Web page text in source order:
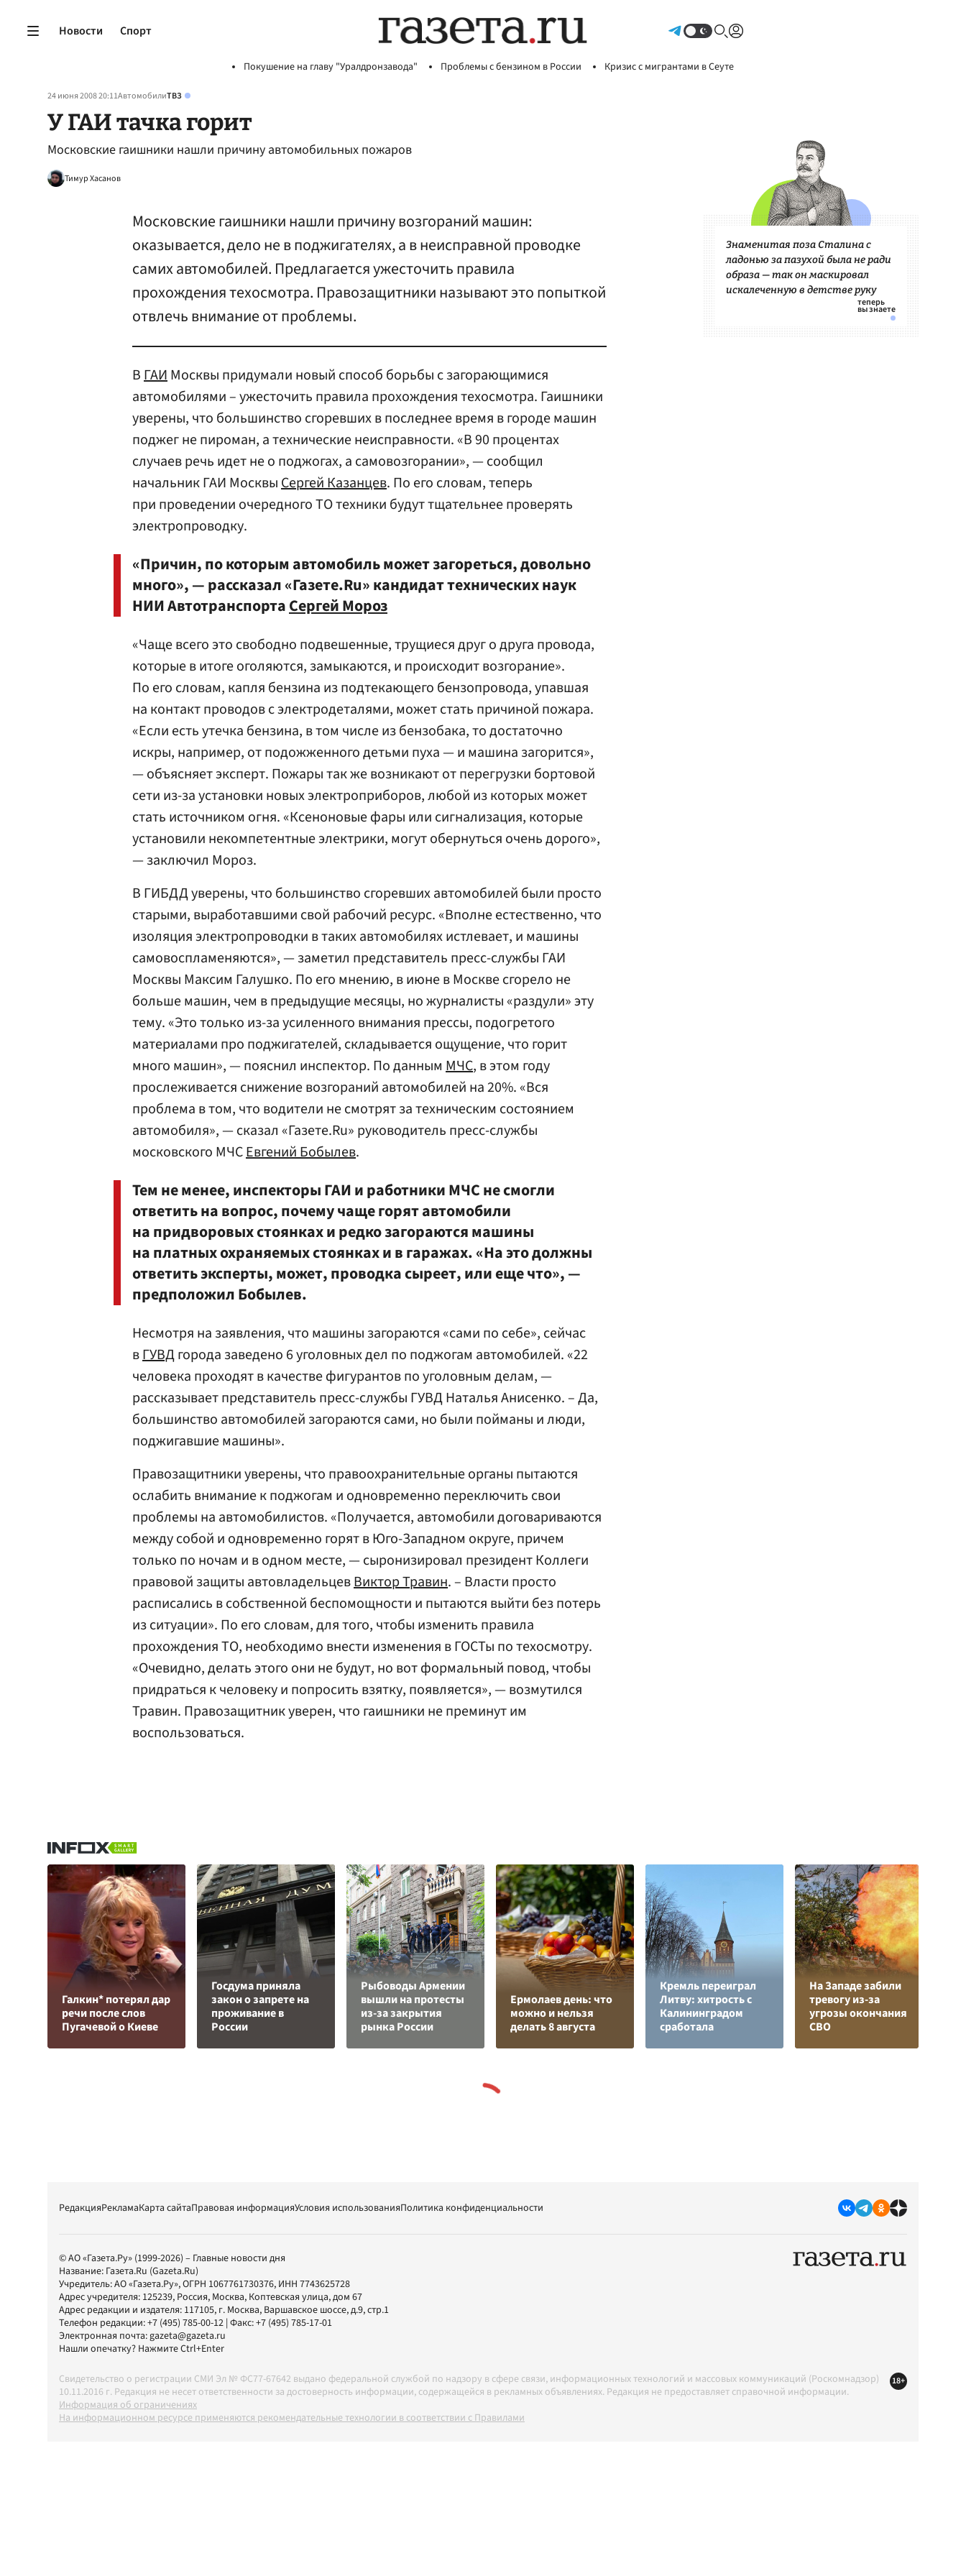
Новости Спорт
Покушение на главу "Уралдронзавода" Проблемы с бензином в России Кризис с мигрантами в Сеуте
24 июня 2008 20:11АвтомобилиТВЗ
У ГАИ тачка горит
Московские гаишники нашли причину автомобильных пожаров
Тимур Хасанов
Московские гаишники нашли причину возгораний машин:
оказывается, дело не в поджигателях, а в неисправной проводке
самих автомобилей. Предлагается ужесточить правила
прохождения техосмотра. Правозащитники называют это попыткой
отвлечь внимание от проблемы.
ВГАИМосквы придумали новый способ борьбы с загорающимися
автомобилями – ужесточить правила прохождения техосмотра. Гаишники
уверены, что большинство сгоревших в последнее время в городе машин
поджег не пироман, а технические неисправности. «В 90 процентах
случаев речь идет не о поджогах, а самовозгорании», — сообщил
начальник ГАИ МосквыСергей Казанцев. По его словам, теперь
при проведении очередного ТО техники будут тщательнее проверять
электропроводку.
«Причин, по которым автомобиль может загореться, довольно
много», — рассказал «Газете.Ru» кандидат технических наук
НИИ АвтотранспортаСергей Мороз
«Чаще всего это свободно подвешенные, трущиеся друг о друга провода,
которые в итоге оголяются, замыкаются, и происходит возгорание».
По его словам, капля бензина из подтекающего бензопровода, упавшая
на контакт проводов с электродеталями, может стать причиной пожара.
«Если есть утечка бензина, в том числе из бензобака, то достаточно
искры, например, от подожженного детьми пуха — и машина загорится»,
— объясняет эксперт. Пожары так же возникают от перегрузки бортовой
сети из-за установки новых электроприборов, любой из которых может
стать источником огня. «Ксеноновые фары или сигнализация, которые
установили некомпетентные электрики, могут обернуться очень дорого»,
— заключил Мороз.
В ГИБДД уверены, что большинство сгоревших автомобилей были просто
старыми, выработавшими свой рабочий ресурс. «Вполне естественно, что
изоляция электропроводки в таких автомобилях истлевает, и машины
самовоспламеняются», — заметил представитель пресс-службы ГАИ
Москвы Максим Галушко. По его мнению, в июне в Москве сгорело не
больше машин, чем в предыдущие месяцы, но журналисты «раздули» эту
тему. «Это только из-за усиленного внимания прессы, подогретого
материалами про поджигателей, складывается ощущение, что горит
много машин», — пояснил инспектор. По данным МЧС, в этом году
прослеживается снижение возгораний автомобилей на 20%. «Вся
проблема в том, что водители не смотрят за техническим состоянием
автомобиля», — сказал «Газете.Ru» руководитель пресс-службы
московского МЧСЕвгений Бобылев.
Тем не менее, инспекторы ГАИ и работники МЧС не смогли
ответить на вопрос, почему чаще горят автомобили
на придворовых стоянках и редко загораются машины
на платных охраняемых стоянках и в гаражах. «На это должны
ответить эксперты, может, проводка сыреет, или еще что», —
предположил Бобылев.
Несмотря на заявления, что машины загораются «сами по себе», сейчас
вГУВДгорода заведено 6 уголовных дел по поджогам автомобилей. «22
человека проходят в качестве фигурантов по уголовным делам, —
рассказывает представитель пресс-службы ГУВД Наталья Анисенко. – Да,
большинство автомобилей загораются сами, но были пойманы и люди,
поджигавшие машины».
Правозащитники уверены, что правоохранительные органы пытаются
ослабить внимание к поджогам и одновременно переключить свои
проблемы на автомобилистов. «Получается, автомобили договариваются
между собой и одновременно горят в Юго-Западном округе, причем
только по ночам и в одном месте, — сыронизировал президент Коллеги
правовой защиты автовладельцевВиктор Травин. – Власти просто
расписались в собственной беспомощности и пытаются выйти без потерь
из ситуации». По его словам, для того, чтобы изменить правила
прохождения ТО, необходимо внести изменения в ГОСТы по техосмотру.
«Очевидно, делать этого они не будут, но вот формальный повод, чтобы
придраться к человеку и попросить взятку, появляется», — возмутился
Травин. Правозащитник уверен, что гаишники не преминут им
воспользоваться.
Знаменитая поза Сталина с
ладонью за пазухой была не ради
образа — так он маскировал
искалеченную в детстве руку
Галкин* потерял дар
речи после слов
Пугачевой о Киеве
Госдума приняла
закон о запрете на
проживание в
России
Рыбоводы Армении
вышли на протесты
из-за закрытия
рынка России
Ермолаев день: что
можно и нельзя
делать 8 августа
Кремль переиграл
Литву: хитрость с
Калининградом
сработала
На Западе забили
тревогу из-за
угрозы окончания
СВО
РедакцияРекламаКарта сайтаПравовая информацияУсловия использованияПолитика конфиденциальности
© АО «Газета.Ру» (1999-2026) – Главные новости дня
Название: Газета.Ru (Gazeta.Ru)
Учредитель:АО «Газета.Ру», ОГРН 1067761730376, ИНН 7743625728
Адрес учредителя: 125239, Россия, Москва, Коптевская улица, дом 67
Адрес редакции и издателя: 117105, г. Москва, Варшавское шоссе, д.9, стр.1
Телефон редакции:+7 (495) 785-00-12 | Факс:+7 (495) 785-17-01
Электронная почта:gazeta@gazeta.ru
Нашли опечатку? Нажмите Ctrl+Enter
Свидетельство о регистрации СМИ Эл № ФС77-67642 выдано федеральной службой по надзору в сфере связи, информационных технологий и массовых коммуникаций (Роскомнадзор)
10.11.2016 г. Редакция не несет ответственности за достоверность информации, содержащейся в рекламных объявлениях. Редакция не предоставляет справочной информации.
Информация об ограничениях
На информационном ресурсе применяются рекомендательные технологии в соответствии с Правилами
18+